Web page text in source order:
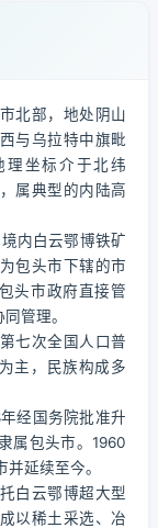
北部，地处阴山
与乌拉特中旗毗
理坐标介于北纬
，属典型的内陆高
内白云鄂博铁矿
包头市下辖的市
头市政府直接管
管理。
七次全国人口普
主，民族构成多
经国务院批准升
属包头市。1960
延续至今。
白云鄂博超大型
以稀土采选、冶